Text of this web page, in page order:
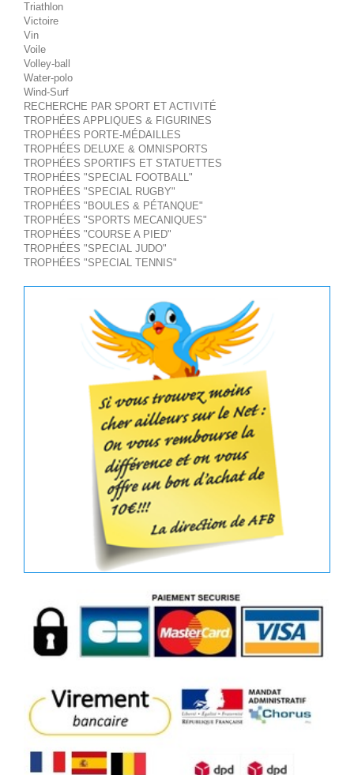
Triathlon
Victoire
Vin
Voile
Volley-ball
Water-polo
Wind-Surf
RECHERCHE PAR SPORT ET ACTIVITÉ
TROPHÉES APPLIQUES & FIGURINES
TROPHÉES PORTE-MÉDAILLES
TROPHÉES DELUXE & OMNISPORTS
TROPHÉES SPORTIFS ET STATUETTES
TROPHÉES "SPECIAL FOOTBALL"
TROPHÉES "SPECIAL RUGBY"
TROPHÉES "BOULES & PÉTANQUE"
TROPHÉES "SPORTS MECANIQUES"
TROPHÉES "COURSE A PIED"
TROPHÉES "SPECIAL JUDO"
TROPHÉES "SPECIAL TENNIS"